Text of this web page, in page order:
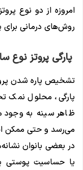
امروزه از دو نوع
روش‌های درمانی برای
پارگی پروتز نوع
تشخیص پاره شدن
پارگی، محلول نمک
ظاهر سینه به وجود
می‌رسد و حتی ممکن
در بعضی بانوان
یا حساسیت پوستی